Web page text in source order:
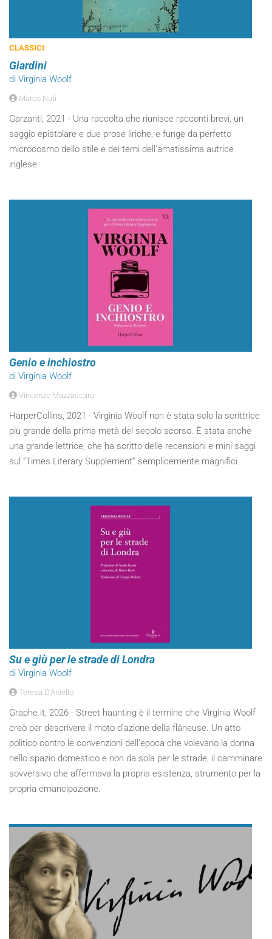
CLASSICI
Giardini
di Virginia Woolf
Marco Nuti
Garzanti, 2021 - Una raccolta che riunisce racconti brevi, un
saggio epistolare e due prose liriche, e funge da perfetto
microcosmo dello stile e dei temi dell’amatissima autrice
inglese.
Genio e inchiostro
di Virginia Woolf
Vincenzo Mazzaccaro
HarperCollins, 2021 - Virginia Woolf non è stata solo la scrittrice
più grande della prima metà del secolo scorso. È stata anche
una grande lettrice, che ha scritto delle recensioni e mini saggi
sul “Times Literary Supplement” semplicemente magnifici.
Su e giù per le strade di Londra
di Virginia Woolf
Teresa D'Aniello
Graphe.it, 2026 - Street haunting è il termine che Virginia Woolf
creò per descrivere il moto d’azione della flâneuse. Un atto
politico contro le convenzioni dell’epoca che volevano la donna
nello spazio domestico e non da sola per le strade, il camminare
sovversivo che affermava la propria esistenza, strumento per la
propria emancipazione.